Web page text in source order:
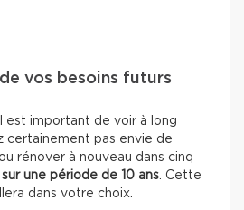
vos besoins futurs
est important de voir à long
certainement pas envie de
rénover à nouveau dans cinq
sur une période de 10 ans . Cette
dans votre choix.